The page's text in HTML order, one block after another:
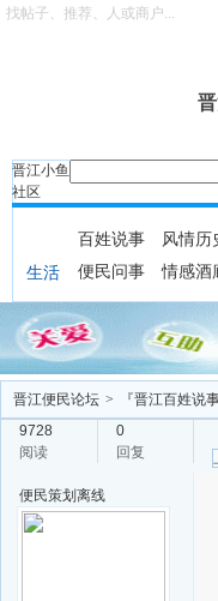
晋江小鱼
社区
找帖子、推荐、人或商户...
生活
百姓说事
风情历
便民问事
情感酒
晋江便民论坛 > 『晋江百姓说事
9728
阅读
0
回复
便民策划 离线